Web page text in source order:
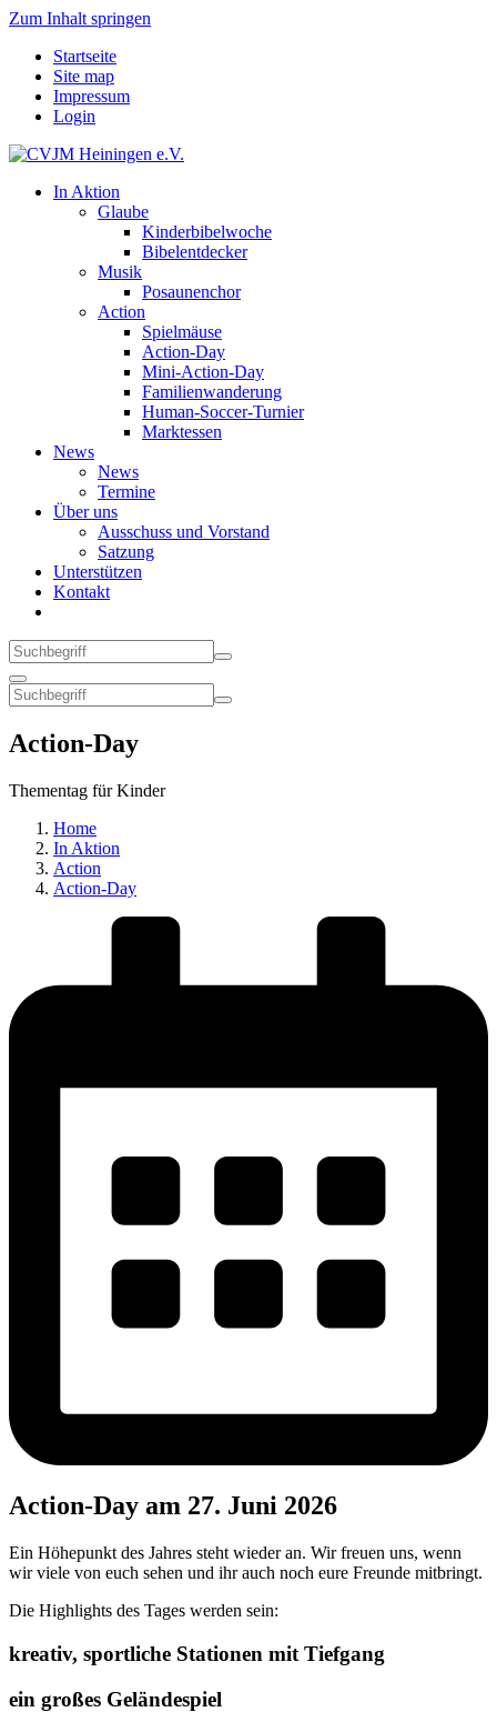
Zum Inhalt springen
Startseite
Site map
Impressum
Login
In Aktion
Glaube
Kinderbibelwoche
Bibelentdecker
Musik
Posaunenchor
Action
Spielmäuse
Action-Day
Mini-Action-Day
Familienwanderung
Human-Soccer-Turnier
Marktessen
News
News
Termine
Über uns
Ausschuss und Vorstand
Satzung
Unterstützen
Kontakt
Action-Day
Thementag für Kinder
Home
In Aktion
Action
Action-Day
Action-Day am 27. Juni 2026
Ein Höhepunkt des Jahres steht wieder an. Wir freuen uns, wenn
wir viele von euch sehen und ihr auch noch eure Freunde mitbringt.
Die Highlights des Tages werden sein:
kreativ, sportliche Stationen mit Tiefgang
ein großes Geländespiel